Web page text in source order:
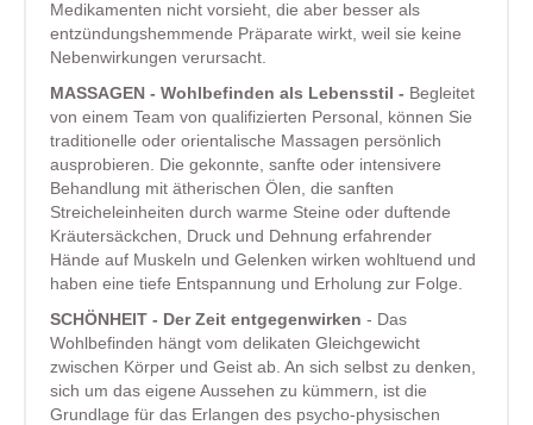
Medikamenten nicht vorsieht, die aber besser als
entzündungshemmende Präparate wirkt, weil sie keine
Nebenwirkungen verursacht.
MASSAGEN - Wohlbefinden als Lebensstil - Begleitet
von einem Team von qualifizierten Personal, können Sie
traditionelle oder orientalische Massagen persönlich
ausprobieren. Die gekonnte, sanfte oder intensivere
Behandlung mit ätherischen Ölen, die sanften
Streicheleinheiten durch warme Steine oder duftende
Kräutersäckchen, Druck und Dehnung erfahrender
Hände auf Muskeln und Gelenken wirken wohltuend und
haben eine tiefe Entspannung und Erholung zur Folge.
SCHÖNHEIT - Der Zeit entgegenwirken - Das
Wohlbefinden hängt vom delikaten Gleichgewicht
zwischen Körper und Geist ab. An sich selbst zu denken,
sich um das eigene Aussehen zu kümmern, ist die
Grundlage für das Erlangen des psycho-physischen